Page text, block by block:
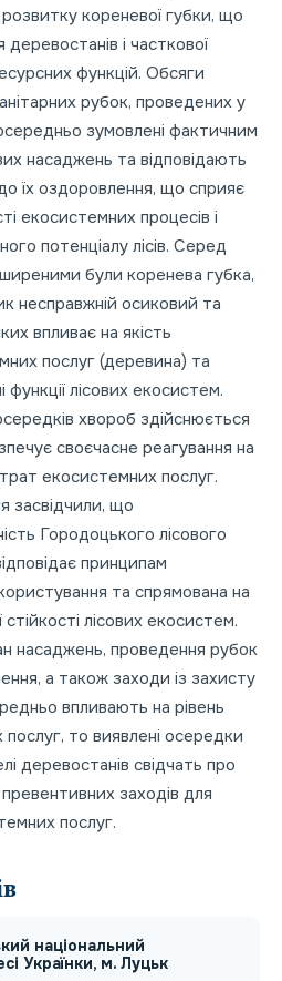
кореневої губки, що
і часткової
функцій. Обсяги
рубок, проведених у
зумовлені фактичним
насаджень та відповідають
їх оздоровлення, що сприяє
екосистемних процесів і
потенціалу лісів. Серед
були коренева губка,
несправжній осиковий та
впливає на якість
послуг (деревина) та
лісових екосистем.
хвороб здійснюється
своєчасне реагування на
екосистемних послуг.
засвідчили, що
Городоцького лісового
принципам
та спрямована на
лісових екосистем.
насаджень, проведення рубок
а також заходи із захисту
впливають на рівень
послуг, то виявлені осередки
деревостанів свідчать про
заходів для
послуг.
національний
Українки, м. Луцьк